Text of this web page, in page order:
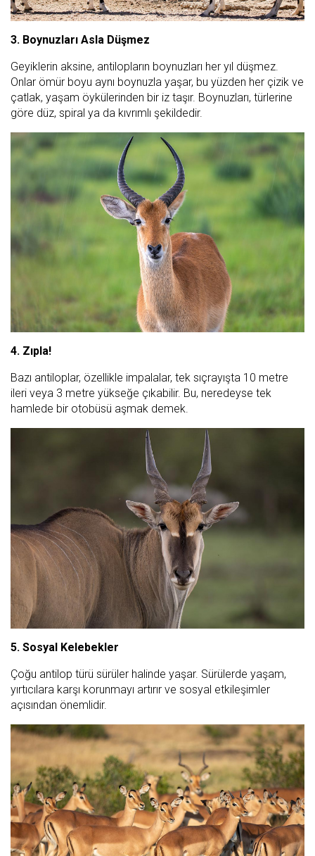
3. Boynuzları Asla Düşmez
Geyiklerin aksine, antilopların boynuzları her yıl düşmez.
Onlar ömür boyu aynı boynuzla yaşar, bu yüzden her çizik ve
çatlak, yaşam öykülerinden bir iz taşır. Boynuzları, türlerine
göre düz, spiral ya da kıvrımlı şekildedir.
4. Zıpla!
Bazı antiloplar, özellikle impalalar, tek sıçrayışta 10 metre
ileri veya 3 metre yükseğe çıkabilir. Bu, neredeyse tek
hamlede bir otobüsü aşmak demek.
5. Sosyal Kelebekler
Çoğu antilop türü sürüler halinde yaşar. Sürülerde yaşam,
yırtıcılara karşı korunmayı artırır ve sosyal etkileşimler
açısından önemlidir.